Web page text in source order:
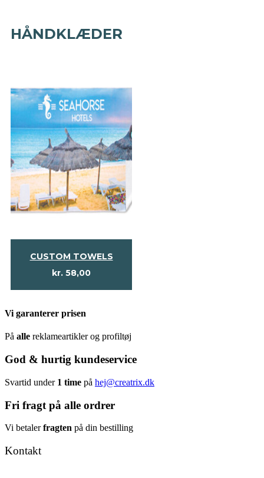
HÅNDKLÆDER
CUSTOM TOWELS
kr. 58,00
Vi garanterer prisen
På alle reklameartikler og profiltøj
God & hurtig kundeservice
Svartid under 1 time på hej@creatrix.dk
Fri fragt på alle ordrer
Vi betalerfragten på din bestilling
Kontakt